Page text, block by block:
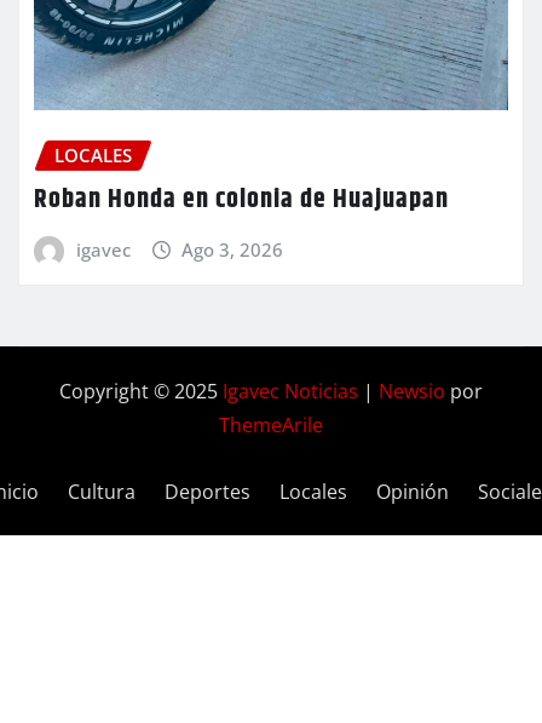
LOCALES
Roban Honda en colonia de Huajuapan
igavec Ago 3, 2026
Copyright © 2025 Igavec Noticias | Newsio por
ThemeArile
Cultura Deportes Locales Opinión